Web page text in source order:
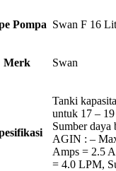
Pompa Swan F 16
Merk Swan
Tanki
untuk 17 –
Sumber
AGIN : –
Amps = 2.5
= 4.0 LPM,